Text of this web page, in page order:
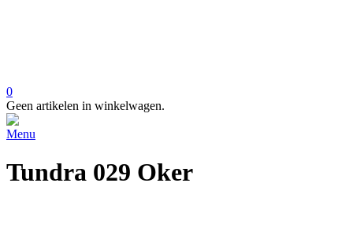
0
Geen artikelen in winkelwagen.
Menu
Tundra 029 Oker